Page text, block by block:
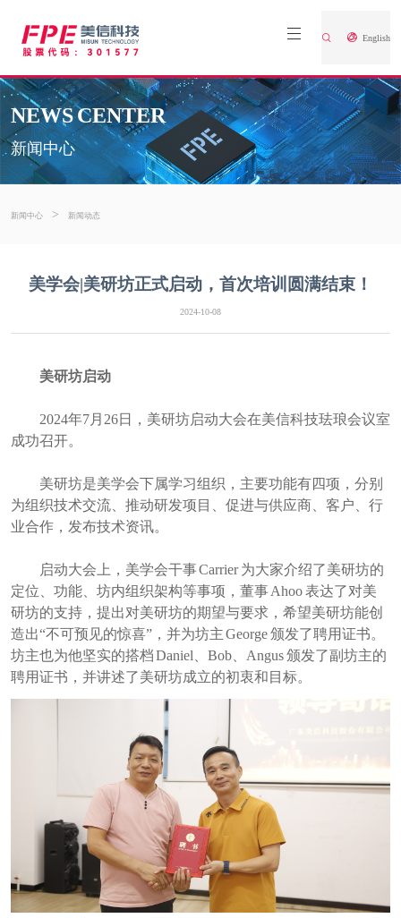
English
NEWS CENTER
新闻中心
新闻中心 > 新闻动态
美学会|美研坊正式启动，首次培训圆满结束！
2024-10-08
美研坊启动
2024年7月26日，美研坊启动大会在美信科技珐琅会议室
成功召开。
美研坊是美学会下属学习组织，主要功能有四项，分别
为组织技术交流、推动研发项目、促进与供应商、客户、行
业合作，发布技术资讯。
启动大会上，美学会干事Carrier 为大家介绍了美研坊的
定位、功能、坊内组织架构等事项，董事 Ahoo 表达了对美
研坊的支持，提出对美研坊的期望与要求，希望美研坊能创
造出“不可预见的惊喜”，并为坊主 George 颁发了聘用证书。
坊主也为他坚实的搭档 Daniel、Bob、Angus 颁发了副坊主的
聘用证书，并讲述了美研坊成立的初衷和目标。